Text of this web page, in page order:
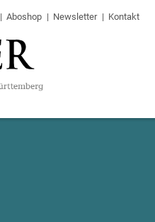
Aboshop Newsletter Kontakt